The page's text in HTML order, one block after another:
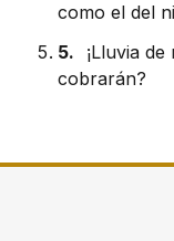
como el del
5.
¡Lluvia
cobrarán?